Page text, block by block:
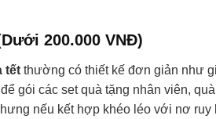
200.000 VNĐ)
tết thường có thiết kế đơn giản như
gói các set quà tặng nhân viên,
nếu kết hợp khéo léo với nơ